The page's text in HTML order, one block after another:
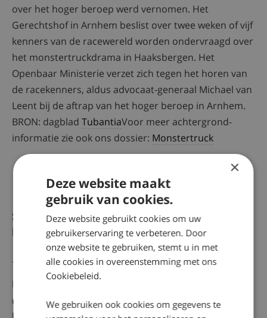
over het hoger beroep werd vernomen. Het
Gerechtshof in Arnhem beslist over twee weken of vijf
kenners van de racewereld worden ondervraagd over
het monstertruckdrama in Haaksbergen. Het
Openbaar Ministerie verzet zich tegen het horen van
de racekenners, aldus advocaat-generaal Michael van
Leent bij de aftrap van het hoger beroep in Arnhem.
BRON: dagblad TubantiaVoor meer achtergrond-
informatie zie ook ons dossier: Monstertruck
Strafzaak monstertruckchauffeur duurt te
lang
29-09-2016
Nabestaanden en slachtoffers van het
monstertruckdrama vinden dat de strafzaak tegen
×
Deze website maakt
gebruik van cookies.
Deze website gebruikt cookies om uw
gebruikerservaring te verbeteren. Door
onze website te gebruiken, stemt u in met
alle cookies in overeenstemming met ons
Cookiebeleid.
We gebruiken ook cookies om gegevens te